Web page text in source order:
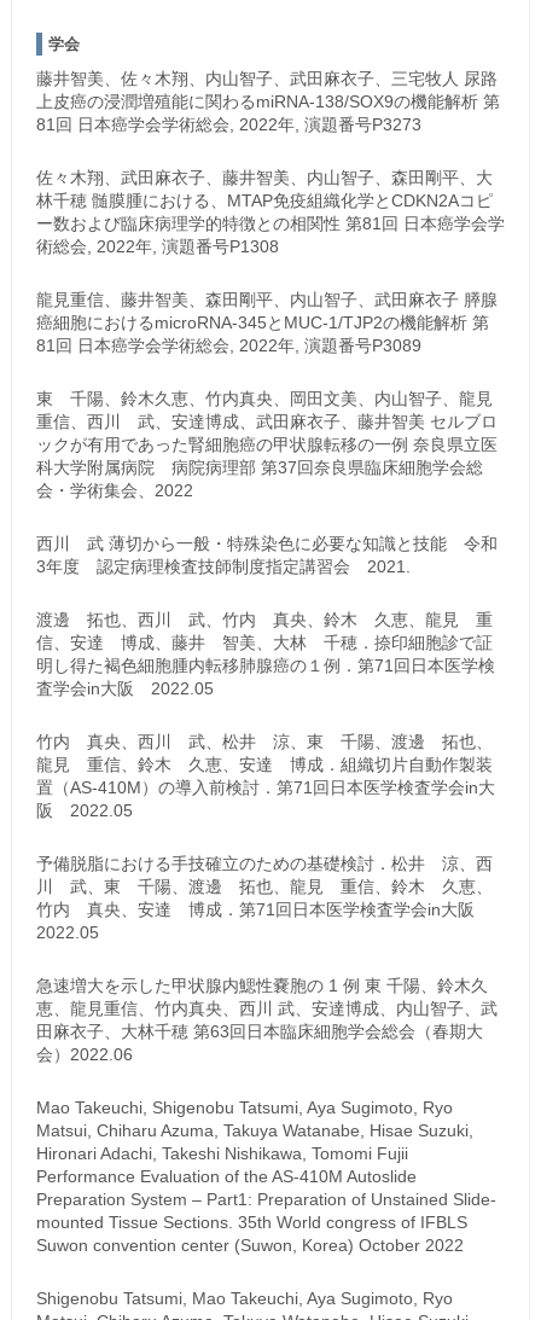
学会
藤井智美、佐々木翔、内山智子、武田麻衣子、三宅牧人 尿路
上皮癌の浸潤増殖能に関わるmiRNA-138/SOX9の機能解析 第
81回 日本癌学会学術総会, 2022年, 演題番号P3273
佐々木翔、武田麻衣子、藤井智美、内山智子、森田剛平、大
林千穂 髄膜腫における、MTAP免疫組織化学とCDKN2Aコピ
ー数および臨床病理学的特徴との相関性 第81回 日本癌学会学
術総会, 2022年, 演題番号P1308
龍見重信、藤井智美、森田剛平、内山智子、武田麻衣子 膵腺
癌細胞におけるmicroRNA-345とMUC-1/TJP2の機能解析 第
81回 日本癌学会学術総会, 2022年, 演題番号P3089
東 千陽、鈴木久恵、竹内真央、岡田文美、内山智子、龍見
重信、西川 武、安達博成、武田麻衣子、藤井智美 セルブロ
ックが有用であった腎細胞癌の甲状腺転移の一例 奈良県立医
科大学附属病院 病院病理部 第37回奈良県臨床細胞学会総
会・学術集会、2022
西川 武 薄切から一般・特殊染色に必要な知識と技能 令和
3年度 認定病理検査技師制度指定講習会 2021.
渡邊 拓也、西川 武、竹内 真央、鈴木 久恵、龍見 重
信、安達 博成、藤井 智美、大林 千穂．捺印細胞診で証
明し得た褐色細胞腫内転移肺腺癌の１例．第71回日本医学検
査学会in大阪 2022.05
竹内 真央、西川 武、松井 涼、東 千陽、渡邊 拓也、
龍見 重信、鈴木 久恵、安達 博成．組織切片自動作製装
置（AS-410M）の導入前検討．第71回日本医学検査学会in大
阪 2022.05
予備脱脂における手技確立のための基礎検討．松井 涼、西
川 武、東 千陽、渡邊 拓也、龍見 重信、鈴木 久恵、
竹内 真央、安達 博成．第71回日本医学検査学会in大阪
2022.05
急速増大を示した甲状腺内鰓性嚢胞の 1 例 東 千陽、鈴木久
恵、龍見重信、竹内真央、西川 武、安達博成、内山智子、武
田麻衣子、大林千穂 第63回日本臨床細胞学会総会（春期大
会）2022.06
Mao Takeuchi, Shigenobu Tatsumi, Aya Sugimoto, Ryo
Matsui, Chiharu Azuma, Takuya Watanabe, Hisae Suzuki,
Hironari Adachi, Takeshi Nishikawa, Tomomi Fujii
Performance Evaluation of the AS-410M Autoslide
Preparation System – Part1: Preparation of Unstained Slide-
mounted Tissue Sections. 35th World congress of IFBLS
Suwon convention center (Suwon, Korea) October 2022
Shigenobu Tatsumi, Mao Takeuchi, Aya Sugimoto, Ryo